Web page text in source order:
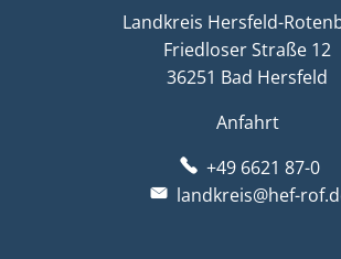
Landkreis Hersfeld-
Friedloser Straße 12
36251 Bad Hersfeld
Anfahrt
+49 6621 87-0
landkreis@hef-